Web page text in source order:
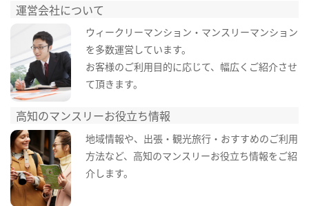
運営会社について
ウィークリーマンション・マンスリーマンション
を多数運営しています。
お客様のご利用目的に応じて、幅広くご紹介させ
て頂きます。
高知のマンスリーお役立ち情報
地域情報や、出張・観光旅行・おすすめのご利用
方法など、高知のマンスリーお役立ち情報をご紹
介します。